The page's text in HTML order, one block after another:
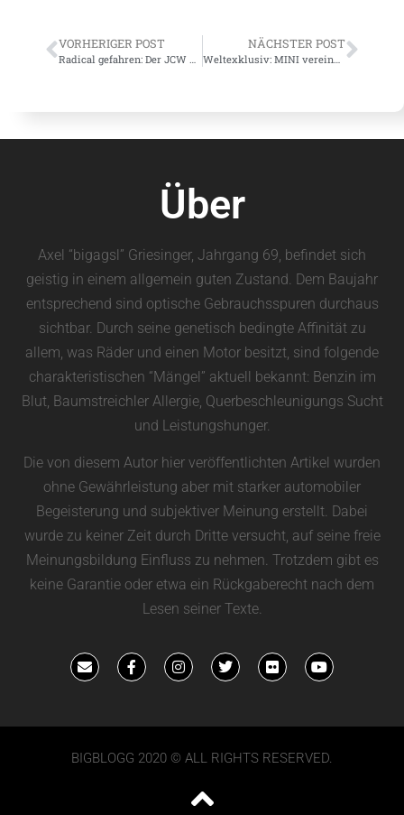
VORHERIGER POST NÄCHSTER POST
Über
Axel “bigagsl” Griesinger, Jahrgang 69, befindet sich
geistig in einem allgemein guten Zustand. Dem Baujahr
entsprechend sind optische Gebrauchsspuren durchaus
sichtbar. Durch seine genetisch bedingte Affinität zu
allem, was Räder und einen Motor besitzt, sind folgende
charakteristischen “Mängel” aktuell bekannt: Benzin im
Blut, Baumstreichler Allergie, Querbeschleunigungs Sucht
und Leistungshunger.
Die von diesem Autor hier veröffentlichten Artikel wurden
ohne Gewährleistung aber mit starker automobiler
Begeisterung und subjektiver Meinung erstellt. Dabei
wurde zu keiner Zeit durch Dritte versucht, auf seine freie
Meinungsbildung Einfluss zu nehmen. Trotzdem gibt es
keine Garantie oder etwa ein Rückgaberecht nach dem
Lesen seiner Texte.
BIGBLOGG 2020 © ALL RIGHTS RESERVED.